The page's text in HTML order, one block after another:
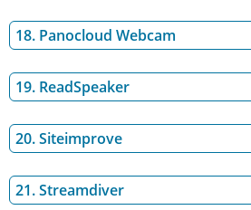
18. Panocloud Webcam
19. ReadSpeaker
20. Siteimprove
21. Streamdiver